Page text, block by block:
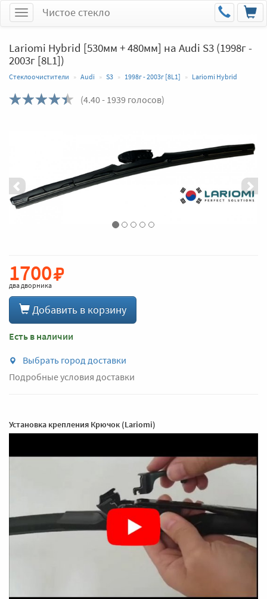
МенюЧистое стекло
Lariomi Hybrid [530мм + 480мм] на Audi S3 (1998г -
2003г [8L1])
Стеклоочистители Audi S3 1998г - 2003г [8L1] Lariomi Hybrid
(4.40- 1939 голосов)
1700
два дворника
Добавить в корзину
Есть в наличии
Выбрать город доставки
Подробные условия доставки
Установка крепления Крючок (Lariomi)